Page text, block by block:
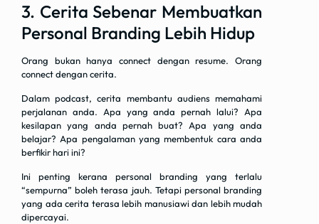
3. Cerita Sebenar Membuatkan
Personal Branding Lebih Hidup
Orang bukan hanya connect dengan resume. Orang
connect dengan cerita.
Dalam podcast, cerita membantu audiens memahami
perjalanan anda. Apa yang anda pernah lalui? Apa
kesilapan yang anda pernah buat? Apa yang anda
belajar? Apa pengalaman yang membentuk cara anda
berfikir hari ini?
Ini penting kerana personal branding yang terlalu
“sempurna” boleh terasa jauh. Tetapi personal branding
yang ada cerita terasa lebih manusiawi dan lebih mudah
dipercayai.